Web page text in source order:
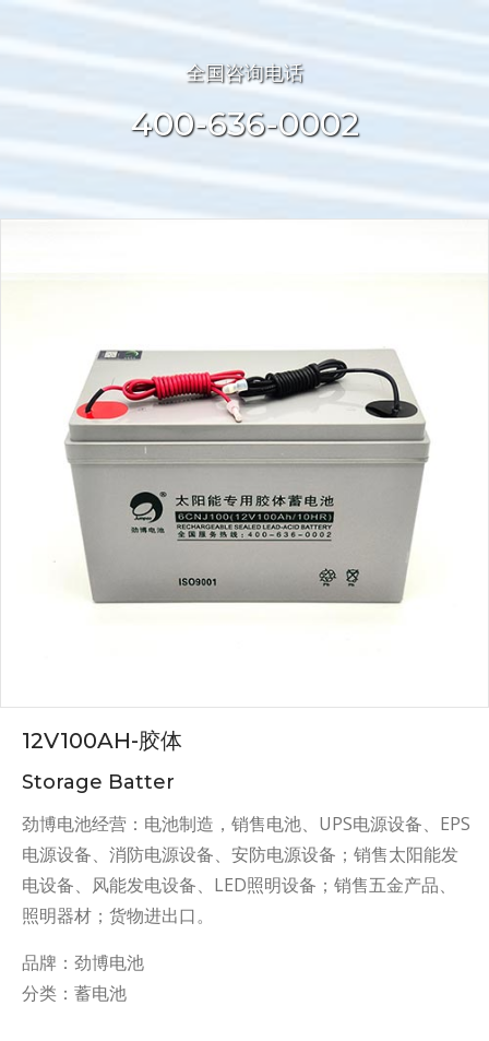
全国咨询电话
400-636-0002
12V100AH-胶体
Storage Batter
劲博电池经营：电池制造，销售电池、UPS电源设备、EPS
电源设备、消防电源设备、安防电源设备；销售太阳能发
电设备、风能发电设备、LED照明设备；销售五金产品、
照明器材；货物进出口。
品牌：劲博电池
分类：蓄电池